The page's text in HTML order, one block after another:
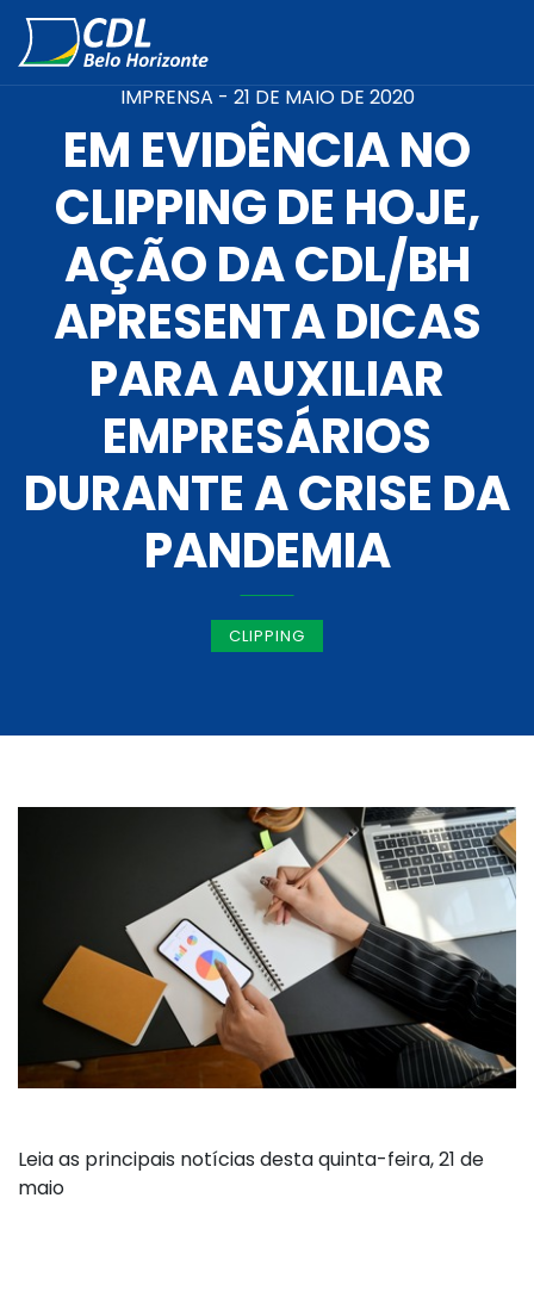
IMPRENSA - 21 DE MAIO DE 2020
EM EVIDÊNCIA NO
CLIPPING DE HOJE,
AÇÃO DA CDL/BH
APRESENTA DICAS
PARA AUXILIAR
EMPRESÁRIOS
DURANTE A CRISE DA
PANDEMIA
CLIPPING
Leia as principais notícias desta quinta-feira, 21 de
maio